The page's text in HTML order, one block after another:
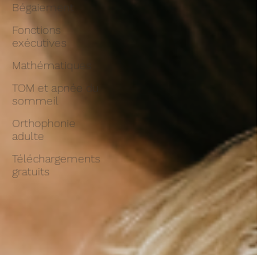
Bégaiement
Fonctions
exécutives
Mathématiques
TOM et apnée du
sommeil
Orthophonie
adulte
Téléchargements
gratuits